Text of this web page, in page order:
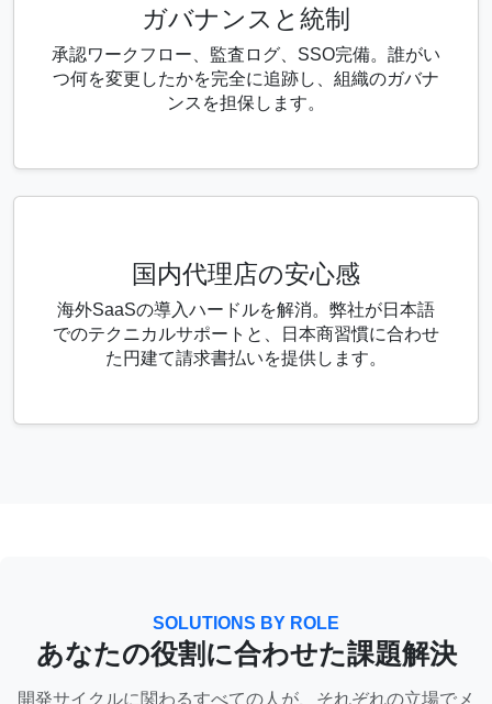
ガバナンスと統制
承認ワークフロー、監査ログ、SSO完備。誰がい
つ何を変更したかを完全に追跡し、組織のガバナ
ンスを担保します。
国内代理店の安心感
海外SaaSの導入ハードルを解消。弊社が日本語
でのテクニカルサポートと、日本商習慣に合わせ
た円建て請求書払いを提供します。
SOLUTIONS BY ROLE
あなたの役割に合わせた課題解決
開発サイクルに関わるすべての人が、それぞれの立場でメ